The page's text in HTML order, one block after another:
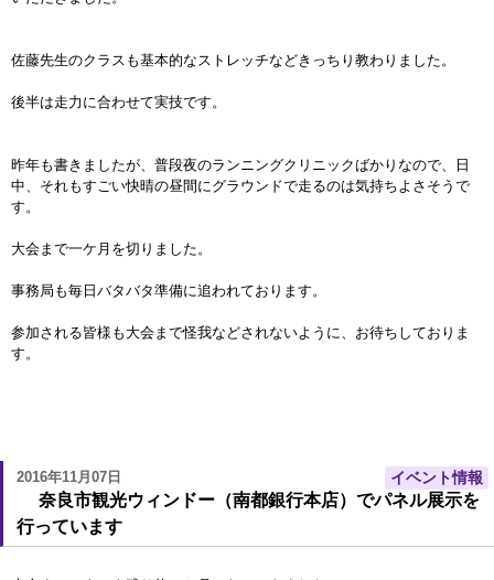
佐藤先生のクラスも基本的なストレッチなどきっちり教わりました。
後半は走力に合わせて実技です。
昨年も書きましたが、普段夜のランニングクリニックばかりなので、日
中、それもすごい快晴の昼間にグラウンドで走るのは気持ちよさそうで
す。
大会まで一ケ月を切りました。
事務局も毎日バタバタ準備に追われております。
参加される皆様も大会まで怪我などされないように、お待ちしておりま
す。
2016年11月07日 イベント情報
奈良市観光ウィンドー（南都銀行本店）でパネル展示を
行っています